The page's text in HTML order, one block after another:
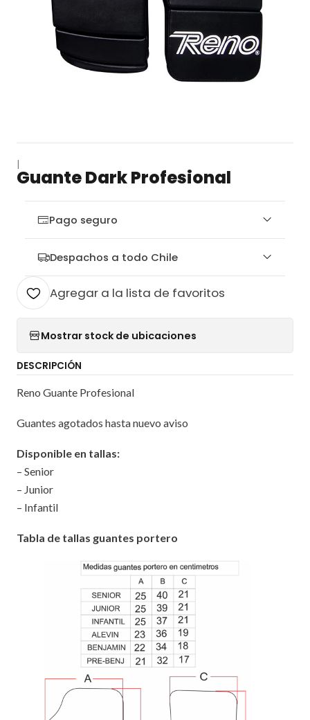
Guante Dark Profesional
Pago seguro
Despachos a todo Chile
Agregar a la lista de favoritos
Mostrar stock de ubicaciones
DESCRIPCIÓN
Reno Guante Profesional
Guantes agotados hasta nuevo aviso
Disponible en tallas:
– Senior
– Junior
– Infantil
Tabla de tallas guantes portero